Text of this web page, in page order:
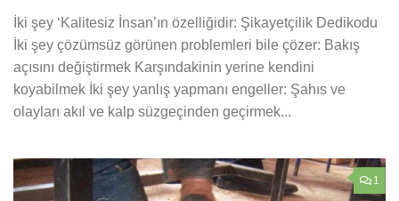
İki şey ‘Kalitesiz İnsan’ın özelliğidir: Şikayetçilik Dedikodu
İki şey çözümsüz görünen problemleri bile çözer: Bakış
açısını değiştirmek Karşındakinin yerine kendini
koyabilmek İki şey yanlış yapmanı engeller: Şahıs ve
olayları akıl ve kalp süzgeçinden geçirmek...
1